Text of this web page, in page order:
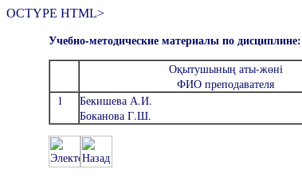
OCTYPE HTML>
Учебно-методические материалы по
Оқытушының аты-жөні
ФИО преподавателя
1
Бекишева А.И.
Боканова Г.Ш.